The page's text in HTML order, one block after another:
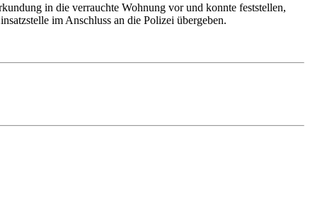
in die verrauchte Wohnung vor und konnte feststellen,
im Anschluss an die Polizei übergeben.